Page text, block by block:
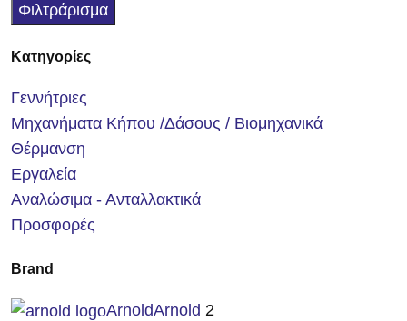
Φιλτράρισμα
Κατηγορίες
Γεννήτριες
Μηχανήματα Κήπου /Δάσους / Βιομηχανικά
Θέρμανση
Εργαλεία
Αναλώσιμα - Ανταλλακτικά
Προσφορές
Brand
ArnoldArnold 2